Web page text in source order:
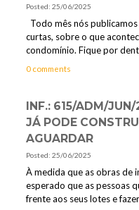
Posted: 25/06/2025
Todo mês nós
curtas, sobre o que
condomínio. Fique por
0 comments
INF.: 615/ADM/
JÁ PODE
AGUARDAR
Posted: 25/06/2025
À medida que as obras de
esperado que as pessoas
frente aos seus lotes e fazer